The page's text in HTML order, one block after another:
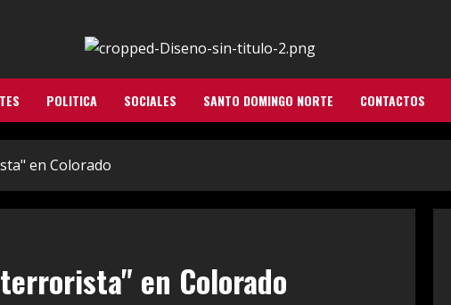
POLITICA SOCIALES SANTO DOMINGO NORTE CONTACTOS
en Colorado
en Colorado